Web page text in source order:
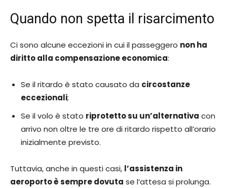
Quando non spetta il risarcimento
Ci sono alcune eccezioni in cui il passeggero non ha
diritto alla compensazione economica:
Se il ritardo è stato causato da circostanze
eccezionali;
Se il volo è stato riprotetto su un’alternativa con
arrivo non oltre le tre ore di ritardo rispetto all’orario
inizialmente previsto.
Tuttavia, anche in questi casi, l’assistenza in
aeroporto è sempre dovuta se l’attesa si prolunga.